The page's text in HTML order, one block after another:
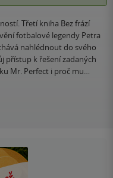
Třetí kniha Bez frází
fotbalové legendy Petra
nahlédnout do svého
přístup k řešení zadaných
Mr. Perfect i proč mu…